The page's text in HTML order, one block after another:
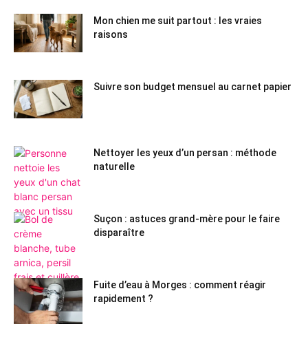
Mon chien me suit partout : les vraies
raisons
Suivre son budget mensuel au carnet papier
Nettoyer les yeux d’un persan : méthode
naturelle
Suçon : astuces grand-mère pour le faire
disparaître
Fuite d’eau à Morges : comment réagir
rapidement ?